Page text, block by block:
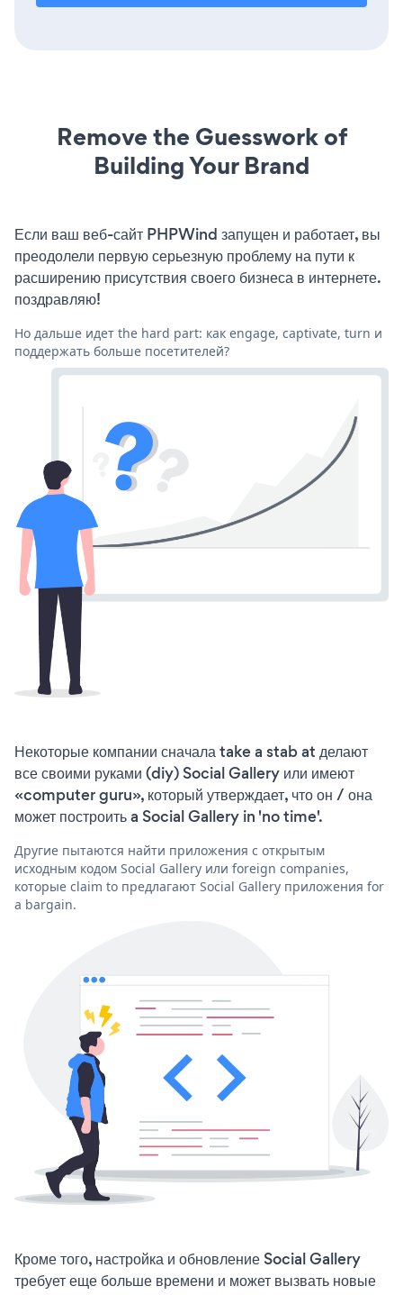
Remove the Guesswork of
Building Your Brand
Если ваш веб-сайт PHPWind запущен и работает, вы
преодолели первую серьезную проблему на пути к
расширению присутствия своего бизнеса в интернете.
поздравляю!
Но дальше идет the hard part: как engage, captivate, turn и
поддержать больше посетителей?
Некоторые компании сначала take a stab at делают
все своими руками (diy) Social Gallery или имеют
«computer guru», который утверждает, что он / она
может построить a Social Gallery in 'no time'.
Другие пытаются найти приложения с открытым
исходным кодом Social Gallery или foreign companies,
которые claim to предлагают Social Gallery приложения for
a bargain.
Кроме того, настройка и обновление Social Gallery
требует еще больше времени и может вызвать новые